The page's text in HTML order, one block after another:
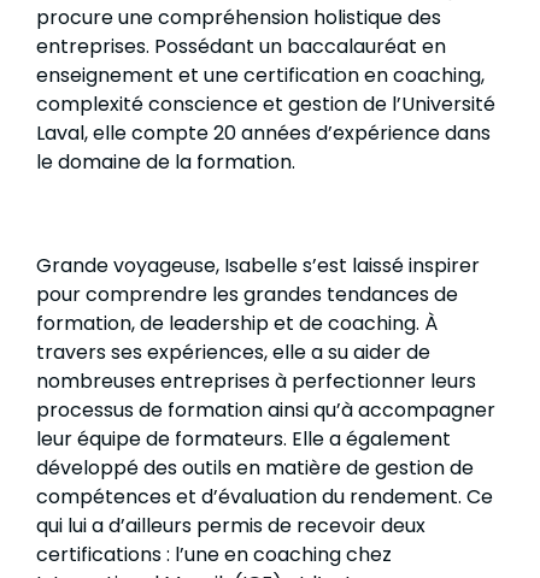
procure une compréhension holistique des
entreprises. Possédant un baccalauréat en
enseignement et une certification en coaching,
complexité conscience et gestion de l’Université
Laval, elle compte 20 années d’expérience dans
le domaine de la formation.
Grande voyageuse, Isabelle s’est laissé inspirer
pour comprendre les grandes tendances de
formation, de leadership et de coaching. À
travers ses expériences, elle a su aider de
nombreuses entreprises à perfectionner leurs
processus de formation ainsi qu’à accompagner
leur équipe de formateurs. Elle a également
développé des outils en matière de gestion de
compétences et d’évaluation du rendement. Ce
qui lui a d’ailleurs permis de recevoir deux
certifications : l’une en coaching chez